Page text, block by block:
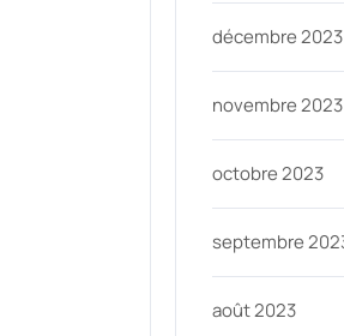
décembre 2023
novembre 2023
octobre 2023
septembre
août 2023